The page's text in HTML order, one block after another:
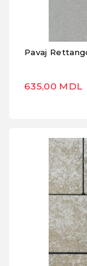
Pavaj
635,00 MDL